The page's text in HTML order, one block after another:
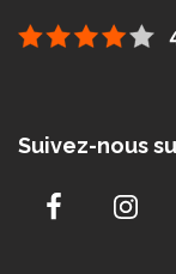
Suivez-nous